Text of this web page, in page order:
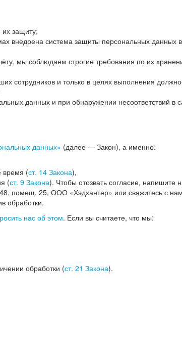
защиту;
система защиты персональных данных в
мы соблюдаем строгие требования по их
сотрудников и только в целях выполнения
данных и при обнаружении несоответствий в
данных» (далее — Закон), а именно:
время (ст. 14 Закона),
(ст. 9 Закона). Чтобы отозвать согласие, напишите
помещ. 25, ООО «Хэдхантер» или свяжитесь с
обработки.
нас об этом. Если вы считаете, что мы:
обработки (ст. 21 Закона).